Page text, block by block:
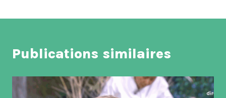
Publications similaires